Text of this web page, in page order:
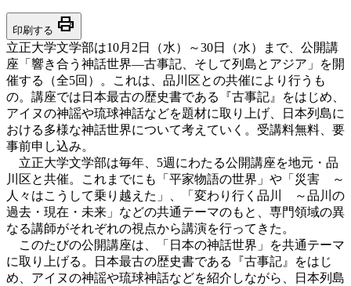
印刷する print
立正大学文学部は10月2日（水）～30日（水）まで、公開講
座「響き合う神話世界―古事記、そして列島とアジア」を開
催する（全5回）。これは、品川区との共催により行うも
の。講座では日本最古の歴史書である『古事記』をはじめ、
アイヌの神謡や琉球神話などを題材に取り上げ、日本列島に
おける多様な神話世界について考えていく。受講料無料、要
事前申し込み。
立正大学文学部は毎年、5週にわたる公開講座を地元・品
川区と共催。これまでにも「平家物語の世界」や「災害 ～
人々はこうして乗り越えた」、「変わり行く品川 ～品川の
過去・現在・未来」などの共通テーマのもと、専門領域の異
なる講師がそれぞれの視点から講演を行ってきた。
このたびの公開講座は、「日本の神話世界」を共通テーマ
に取り上げる。日本最古の歴史書である『古事記』をはじ
め、アイヌの神謡や琉球神話などを紹介しながら、日本列島